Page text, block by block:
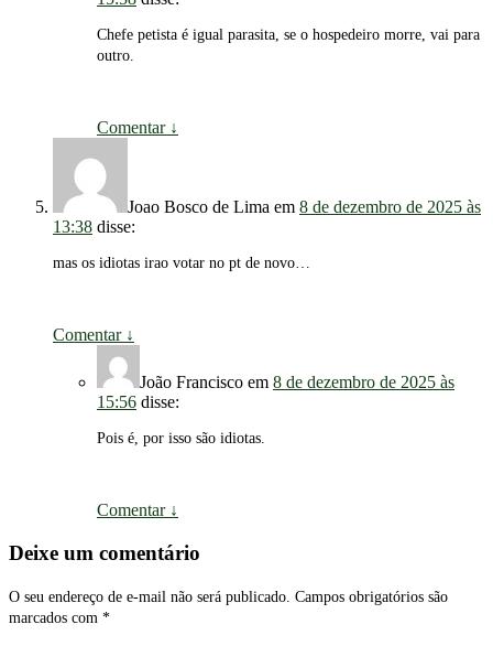
Chefe petista é igual parasita, se o hospedeiro morre, vai para
outro.
Comentar ↓
Joao Bosco de Lima em 8 de dezembro de 2025 às
13:38 disse:
mas os idiotas irao votar no pt de novo…
Comentar ↓
João Francisco em 8 de dezembro de 2025 às
15:56 disse:
Pois é, por isso são idiotas.
Comentar ↓
Deixe um comentário
O seu endereço de e-mail não será publicado. Campos obrigatórios são
marcados com *